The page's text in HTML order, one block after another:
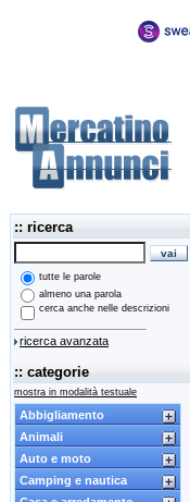
:: ricerca
tutte le parole
almeno una parola
cerca anche nelle descrizioni
ricerca avanzata
:: categorie
mostra in modalità testuale
Abbigliamento
Animali
Auto e moto
Camping e nautica